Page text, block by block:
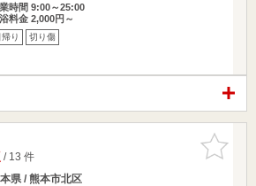
時間 9:00～25:00
料金 2,000円～
帰り 切り傷
お気に入
りに追加
/ 13 件
県 / 熊本市北区